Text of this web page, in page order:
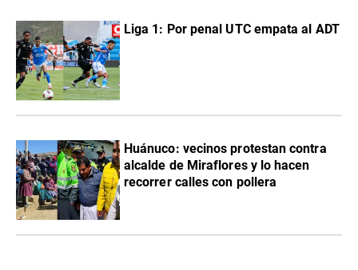
Liga 1: Por penal UTC empata al ADT
Huánuco: vecinos protestan contra
alcalde de Miraflores y lo hacen
recorrer calles con pollera